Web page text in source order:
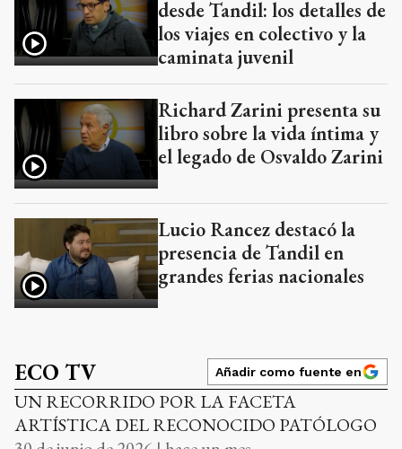
desde Tandil: los detalles de
los viajes en colectivo y la
caminata juvenil
Richard Zarini presenta su
libro sobre la vida íntima y
el legado de Osvaldo Zarini
Lucio Rancez destacó la
presencia de Tandil en
grandes ferias nacionales
ECO TV Añadir como fuente en
UN RECORRIDO POR LA FACETA
ARTÍSTICA DEL RECONOCIDO PATÓLOGO